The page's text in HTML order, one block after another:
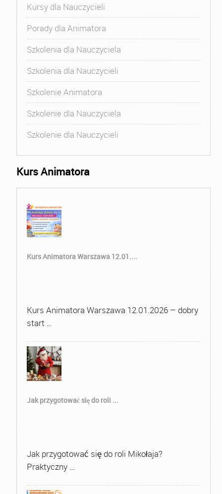
Kursy dla Nauczycieli
Porady dla Animatora
Szkolenia dla Nauczyciela
Szkolenia dla Nauczycieli
Szkolenie Animatora
Szkolenie dla Nauczyciela
Szkolenie dla Nauczycieli
Kurs Animatora
Kurs Animatora Warszawa 12.01....
Kurs Animatora Warszawa 12.01.2026 – dobry
start …
Jak przygotować się do roli ...
Jak przygotować się do roli Mikołaja?
Praktyczny …